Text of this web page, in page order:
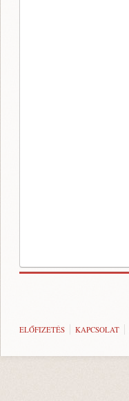
ELŐFIZETÉS KAPCSOLAT